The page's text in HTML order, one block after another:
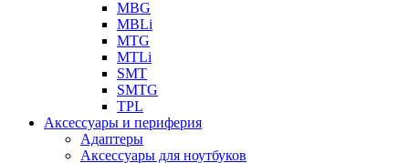
MBG
MBLi
MTG
MTLi
SMT
SMTG
TPL
Аксессуары и периферия
Адаптеры
Аксессуары для ноутбуков